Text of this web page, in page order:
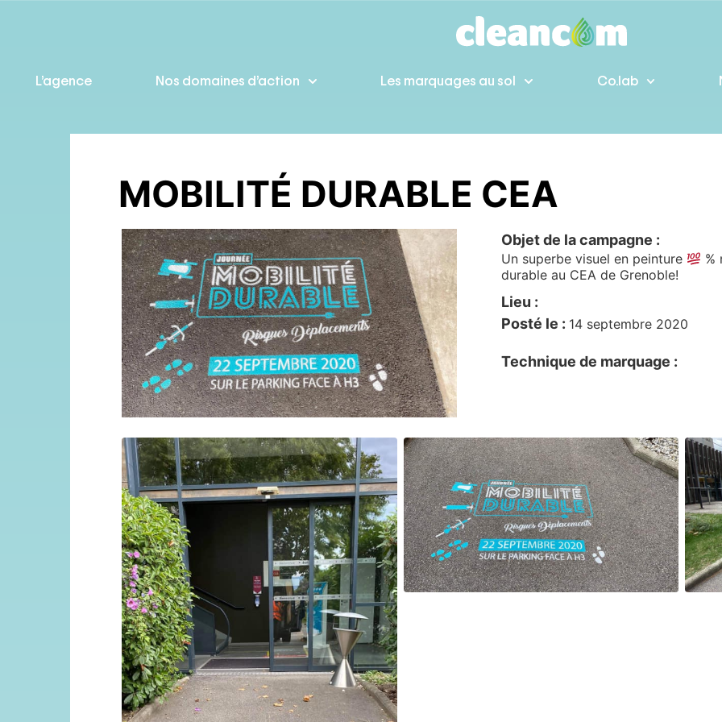
L’agence Nos domaines d’action Les marquages au sol Co.lab
MOBILITÉ DURABLE CEA
Objet de la campagne :
Un superbe visuel en peinture
%
durable au CEA de Grenoble!
Lieu :
Posté le : 14 septembre 2020
Technique de marquage :